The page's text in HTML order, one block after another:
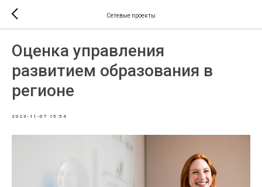
Сетевые проекты
Оценка управления
развитием образования в
регионе
2023-11-07 15:54